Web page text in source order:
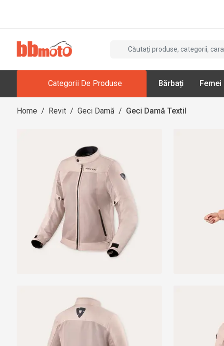
Categorii De Produse Bărbați Femei
Home / Revit / Geci Damă / Geci Damă Textil